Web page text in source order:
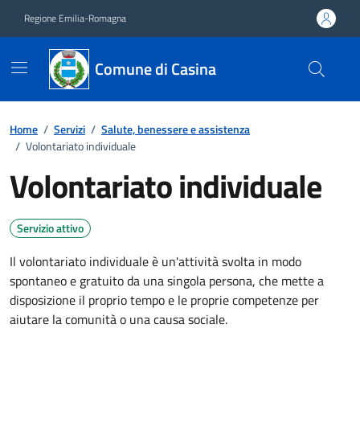
Regione Emilia-Romagna
Comune di Casina
Home / Servizi / Salute, benessere e assistenza
/ Volontariato individuale
Volontariato individuale
Servizio attivo
Il volontariato individuale è un'attività svolta in modo
spontaneo e gratuito da una singola persona, che mette a
disposizione il proprio tempo e le proprie competenze per
aiutare la comunità o una causa sociale.